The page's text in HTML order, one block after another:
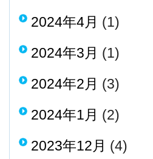
2024年4月 (1)
2024年3月 (1)
2024年2月 (3)
2024年1月 (2)
2023年12月 (4)